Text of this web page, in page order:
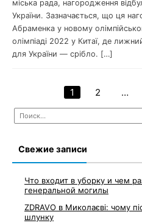
міська рада, нагородження
України. Зазначається, що ця
Абраменка у новому
олімпіаді 2022 у Китаї, де
для України — срібло. […]
1 2 …
Найти:
Свежие записи
Что входит в уборку и чем
генеральной могилы
ZDRAVO в Миколаєві: чому
шлунку